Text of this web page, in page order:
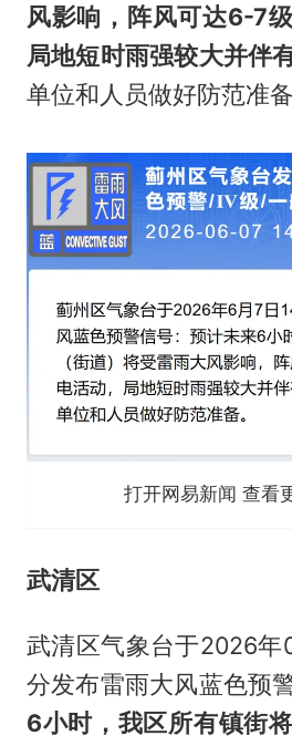
风影响，阵风可达6-7
局地短时雨强较大并伴
单位和人员做好防范准备
打开网易新闻 查看
武清区
武清区气象台于2026年
分发布雷雨大风蓝色预
6小时，我区所有镇街